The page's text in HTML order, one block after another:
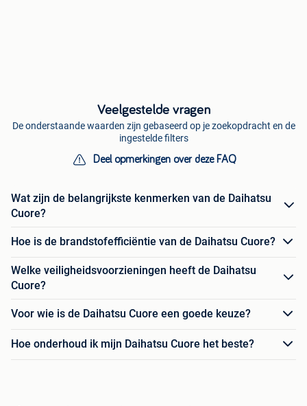
Veelgestelde vragen
De onderstaande waarden zijn gebaseerd op je zoekopdracht en de
ingestelde filters
Deel opmerkingen over deze FAQ
Wat zijn de belangrijkste kenmerken van de Daihatsu
Cuore?
Hoe is de brandstofefficiëntie van de Daihatsu Cuore?
Welke veiligheidsvoorzieningen heeft de Daihatsu
Cuore?
Voor wie is de Daihatsu Cuore een goede keuze?
Hoe onderhoud ik mijn Daihatsu Cuore het beste?